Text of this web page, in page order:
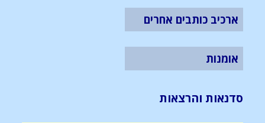
ארכיב כותבים אחרים
אומנות
סדנאות והרצאות